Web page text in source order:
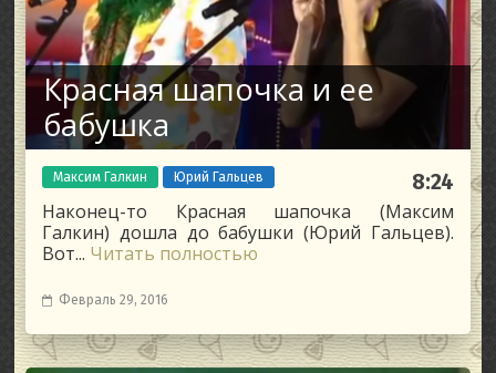
Красная шапочка и ее
бабушка
Максим Галкин Юрий Гальцев 8:24
Наконец-то Красная шапочка (Максим
Галкин) дошла до бабушки (Юрий Гальцев).
Вот... Читать полностью
Февраль 29, 2016